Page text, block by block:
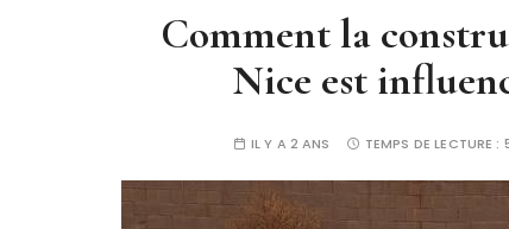
Comment la
Nice est
IL Y A 2 ANS TEMPS DE LECTURE :